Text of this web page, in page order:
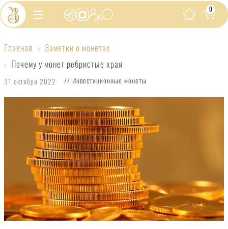
0
Почему
у
монет
ребристые
Главная
Заметки о монетах
Почему у монет ребристые края
31 октября 2022 // Инвестиционные монеты